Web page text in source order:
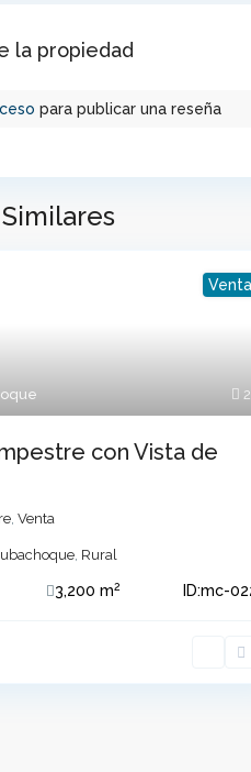
la propiedad
para publicar una reseña
Venta
con Vista de
, Venta
, Rural
3,200 m2 ID:mc-